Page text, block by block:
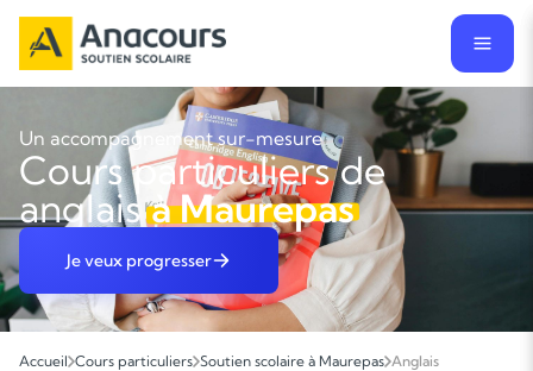
Un accompagnement sur-mesure
Cours particuliers de
anglaisà Maurepas
Je veux progresser
Accueil Cours particuliers Soutien scolaire à Maurepas Anglais